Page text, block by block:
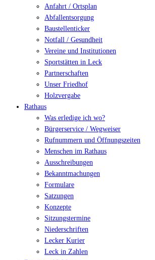
Anfahrt / Ortsplan
Abfallentsorgung
Baustellenticker
Notfall / Gesundheit
Vereine und Institutionen
Sportstätten in Leck
Partnerschaften
Unser Friedhof
Holzvergabe
Rathaus
Was erledige ich wo?
Bürgerservice / Wegweiser
Rufnummern und Öffnungszeiten
Menschen im Rathaus
Ausschreibungen
Bekanntmachungen
Formulare
Satzungen
Konzepte
Sitzungstermine
Niederschriften
Lecker Kurier
Leck in Zahlen